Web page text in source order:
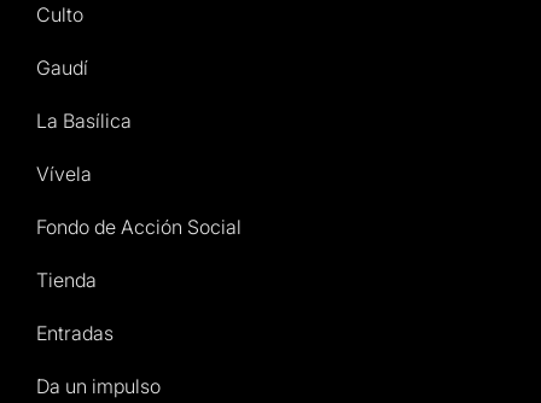
Culto
Gaudí
La Basílica
Vívela
Fondo de Acción Social
Tienda
Entradas
Da un impulso